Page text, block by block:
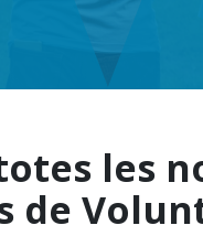
les
de